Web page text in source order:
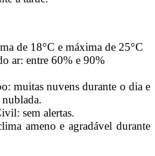
de 18°C e máxima de 25°C
ar: entre 60% e 90%
muitas nuvens durante o dia e
sem alertas.
ameno e agradável durante